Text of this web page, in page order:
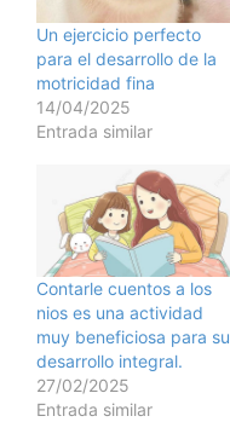
Un ejercicio perfecto
para el desarrollo de la
motricidad fina
14/04/2025
Entrada similar
Contarle cuentos a los
nios es una actividad
muy beneficiosa para su
desarrollo integral.
27/02/2025
Entrada similar